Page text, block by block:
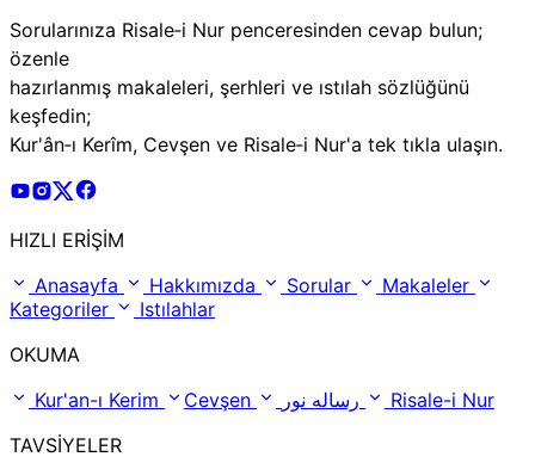
Sorularınıza Risale‑i Nur penceresinden cevap bulun;
özenle
hazırlanmış makaleleri, şerhleri ve ıstılah sözlüğünü
keşfedin;
Kur'ân‑ı Kerîm, Cevşen ve Risale‑i Nur'a tek tıkla ulaşın.
Risale Online Youtube Hesabı
Risale Online Instagram Hesabı
Risale Online X Hesabı
HIZLI ERİŞİM
Anasayfa
Hakkımızda Sorular
Makaleler
Kategoriler
Istılahlar
OKUMA
Kur'an-ı Kerim
Cevşen
Risale-i Nur
TAVSİYELER